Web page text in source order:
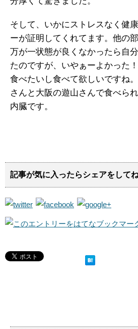
そして、いかにストレスなく健
ーが証明してくれてます。他の
万が一状態が良くなかったら自
たのですが、いやぁーよかった
食べたいし食べて欲しいですね
さんと大阪の遊山さんで食べら
内臓です。
記事が気に入ったらシェアをして